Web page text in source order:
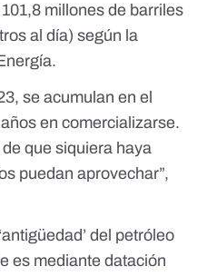
millones de barriles
al día) según la
.
se acumulan en el
en comercializarse.
que siquiera haya
puedan aprovechar”,
del petróleo
es mediante datación